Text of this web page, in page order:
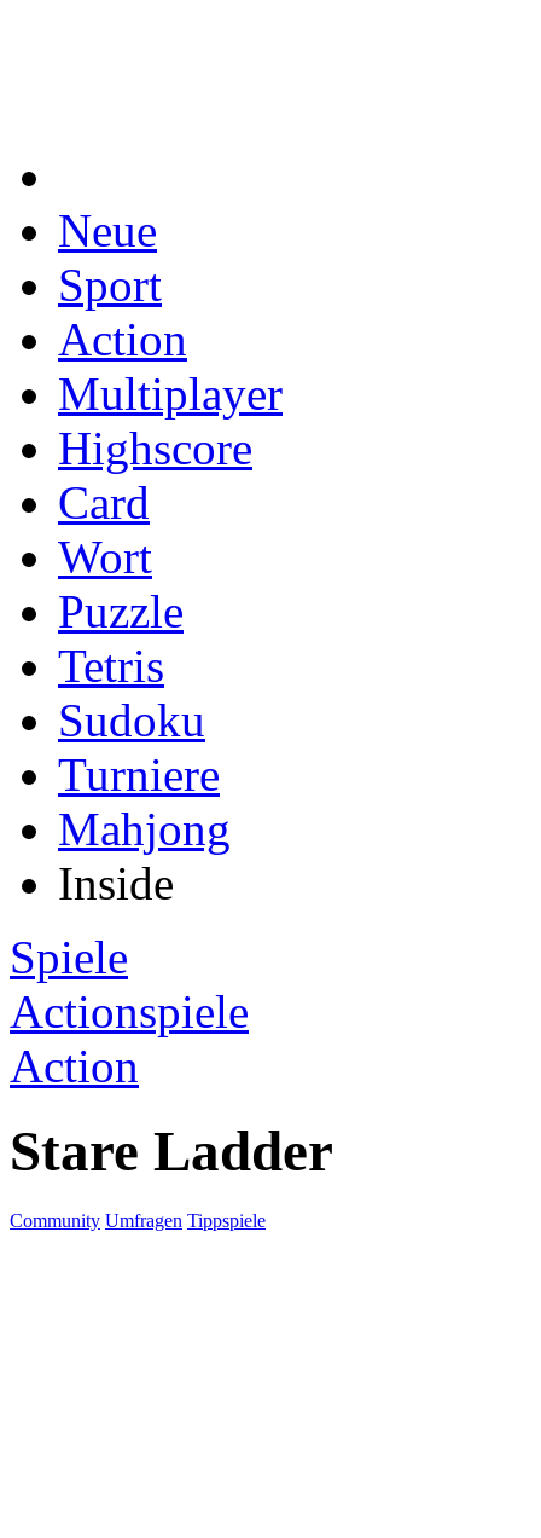
Neue
Sport
Action
Multiplayer
Highscore
Card
Wort
Puzzle
Tetris
Sudoku
Turniere
Mahjong
Inside
Spiele
Actionspiele
Action
Stare Ladder
Community Umfragen Tippspiele